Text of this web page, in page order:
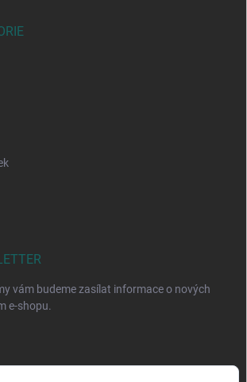
vám budeme zasílat informace o nových
e-shopu.